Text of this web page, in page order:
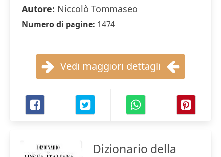
Autore: Niccolò Tommaseo
Numero di pagine: 1474
Vedi maggiori dettagli
Dizionario della